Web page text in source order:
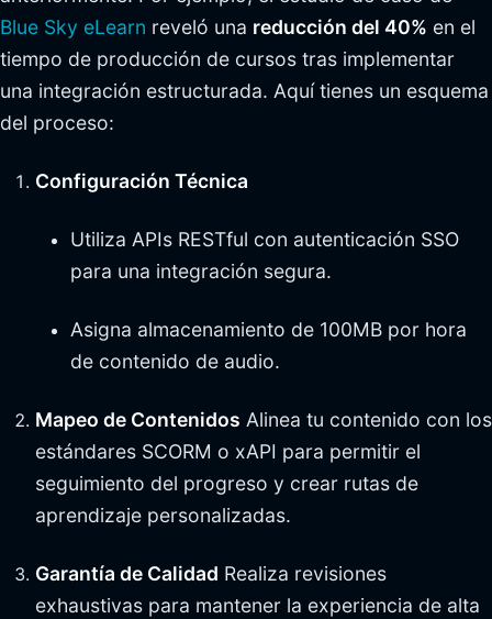
Blue Sky eLearn reveló una reducción del 40% en el
tiempo de producción de cursos tras implementar
una integración estructurada. Aquí tienes un esquema
del proceso:
Configuración Técnica
Utiliza APIs RESTful con autenticación SSO
para una integración segura.
Asigna almacenamiento de 100MB por hora
de contenido de audio.
Mapeo de Contenidos Alinea tu contenido con los
estándares SCORM o xAPI para permitir el
seguimiento del progreso y crear rutas de
aprendizaje personalizadas.
Garantía de Calidad Realiza revisiones
exhaustivas para mantener la experiencia de alta